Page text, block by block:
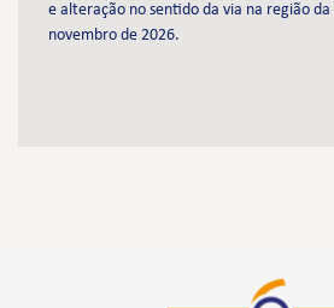
e alteração no sentido da via na região da
novembro de 2026.